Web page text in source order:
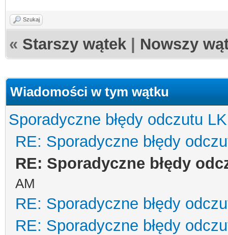
Szukaj
« Starszy wątek Nowszy
Wiadomości w tym wątku
Sporadyczne błędy odczutu LK
RE: Sporadyczne błędy
RE: Sporadyczne błędy
AM
RE: Sporadyczne błędy
RE: Sporadyczne błędy